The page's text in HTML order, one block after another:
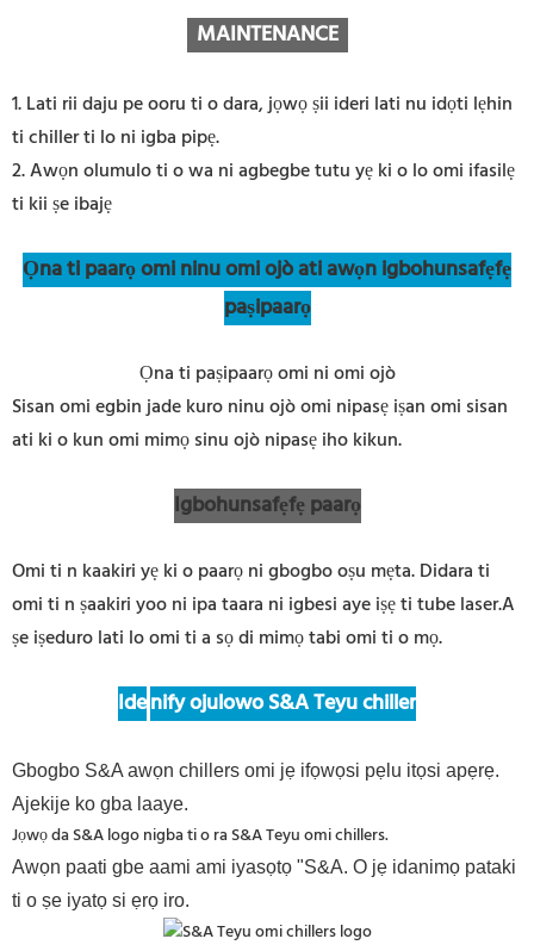
MAINTENANCE
1. Lati rii daju pe ooru ti o dara, jọwọ ṣii ideri lati nu idọti lẹhin
ti chiller ti lo ni igba pipẹ.
2. Awọn olumulo ti o wa ni agbegbe tutu yẹ ki o lo omi ifasilẹ
ti kii ṣe ibajẹ
Ọna ti paarọ omi ninu omi ojò ati awọn igbohunsafẹfẹ
paṣipaarọ
Ọna ti paṣipaarọ omi ni omi ojò
Sisan omi egbin jade kuro ninu ojò omi nipasẹ iṣan omi sisan
ati ki o kun omi mimọ sinu ojò nipasẹ iho kikun.
Igbohunsafẹfẹ paarọ
Omi ti n kaakiri yẹ ki o paarọ ni gbogbo oṣu mẹta. Didara ti
omi ti n ṣaakiri yoo ni ipa taara ni igbesi aye iṣẹ ti tube laser.A
ṣe iṣeduro lati lo omi ti a sọ di mimọ tabi omi ti o mọ.
Idenify ojulowo S&A Teyu chiller
Gbogbo S&A awọn chillers omi jẹ ifọwọsi pẹlu itọsi apẹrẹ.
Ajekije ko gba laaye.
Jọwọ da S&A logo nigba ti o ra S&A Teyu omi chillers.
Awọn paati gbe aami ami iyasọtọ "S&A. O jẹ idanimọ pataki
ti o ṣe iyatọ si ẹrọ iro.